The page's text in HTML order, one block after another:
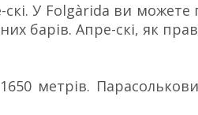
У Folgàrida ви
барів. Апре-скі, як
метрів.